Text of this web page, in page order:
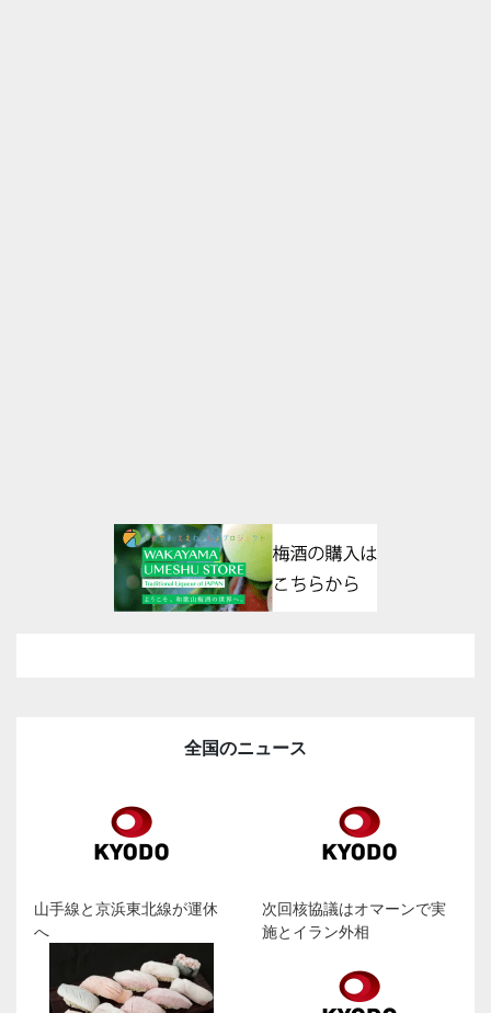
全国のニュース
山手線と京浜東北線が運休
へ
次回核協議はオマーンで実
施とイラン外相